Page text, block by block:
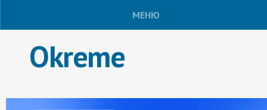
МЕНЮ
Okreme